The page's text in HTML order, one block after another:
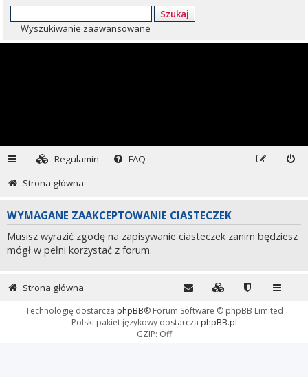
Szukaj
Wyszukiwanie zaawansowane
Regulamin
FAQ
Strona główna
WYMAGANE ZAAKCEPTOWANIE CIASTECZEK
Musisz wyrazić zgodę na zapisywanie ciasteczek zanim będziesz
mógł w pełni korzystać z forum.
Strona główna
Technologię dostarcza phpBB® Forum Software © phpBB Limited
Polski pakiet językowy dostarcza phpBB.pl
GZIP: Off